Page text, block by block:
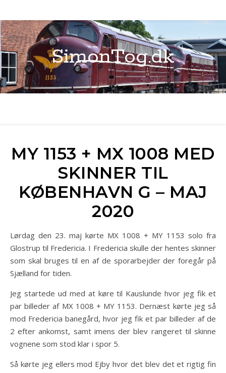
SimonTog.dk
MY 1153 + MX 1008 MED
SKINNER TIL
KØBENHAVN G – MAJ
2020
Lørdag den 23. maj kørte MX 1008 + MY 1153 solo fra
Glostrup til Fredericia. I Fredericia skulle der hentes skinner
som skal bruges til en af de sporarbejder der foregår på
Sjælland for tiden.
Jeg startede ud med at køre til Kauslunde hvor jeg fik et
par billeder af MX 1008 + MY 1153. Dernæst kørte jeg så
mod Fredericia banegård, hvor jeg fik et par billeder af de
2 efter ankomst, samt imens der blev rangeret til skinne
vognene som stod klar i spor 5.
Så kørte jeg ellers mod Ejby hvor det blev det et rigtig fin